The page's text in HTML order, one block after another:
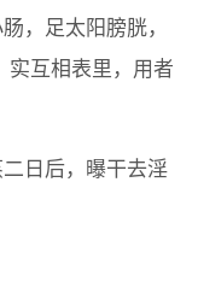
，足太阳膀胱，
实互相表里，用者
日后，曝干去淫